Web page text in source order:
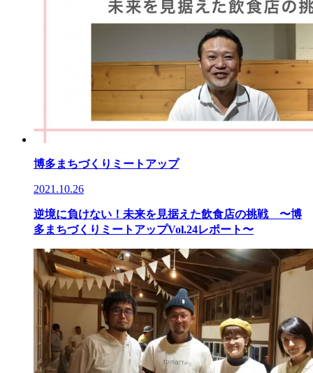
博多まちづくりミートアップ
2021.10.26
逆境に負けない！未来を見据えた飲食店の挑戦 〜博
多まちづくりミートアップVol.24レポート〜